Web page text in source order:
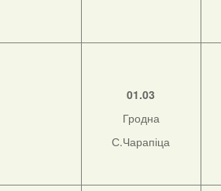
01.03
Гродна
С.Чарапіца